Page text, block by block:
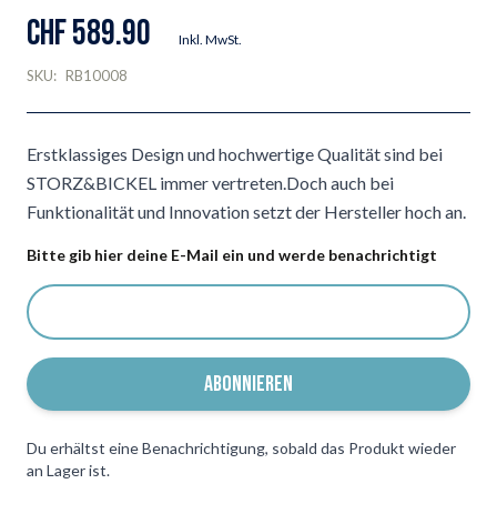
CHF 589.90 Inkl. MwSt.
SKU: RB10008
Erstklassiges Design und hochwertige Qualität sind bei
STORZ&BICKEL immer vertreten.Doch auch bei
Funktionalität und Innovation setzt der Hersteller hoch an.
Bitte gib hier deine E-Mail ein und werde benachrichtigt
ABONNIEREN
Du erhältst eine Benachrichtigung, sobald das Produkt wieder
an Lager ist.